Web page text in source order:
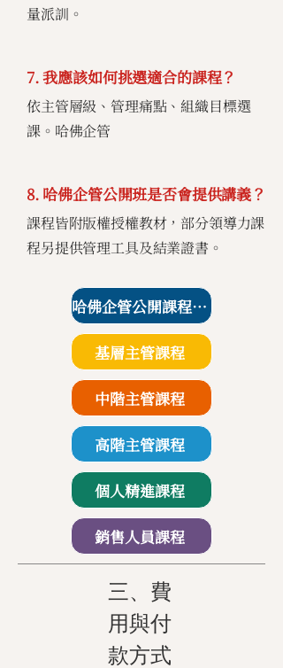
量派訓。
7. 我應該如何挑選適合的課程？
依主管層級、管理痛點、組織目標選
課。哈佛企管
8. 哈佛企管公開班是否會提供講義？
課程皆附版權授權教材，部分領導力課
程另提供管理工具及結業證書。
哈佛企管公開課程課表
基層主管課程
中階主管課程
高階主管課程
個人精進課程
銷售人員課程
三、費
用與付
款方式